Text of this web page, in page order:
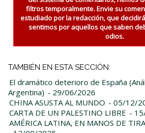
filtros temporalmente. Envie su
estudiado por la redacción, que
sentimos por aquellos que saben
odios.
TAMBIÉN EN ESTA SECCIÓN:
El dramático deterioro de España
Argentina) - 29/06/2026
CHINA ASUSTA AL MUNDO - 05/12/
CARTA DE UN PALESTINO LIBRE -
AMÉRICA LATINA, EN MANOS DE